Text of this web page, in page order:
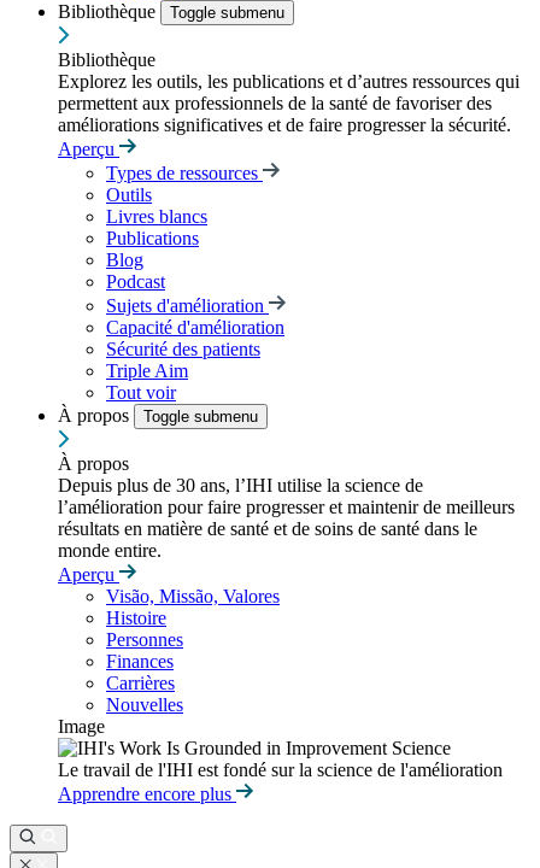
Bibliothèque
Toggle submenu
Bibliothèque
Explorez les outils, les publications et d’autres ressources qui
permettent aux professionnels de la santé de favoriser des
améliorations significatives et de faire progresser la sécurité.
Aperçu
Types de ressources
Outils
Livres blancs
Publications
Blog
Podcast
Sujets d'amélioration
Capacité d'amélioration
Sécurité des patients
Triple Aim
Tout voir
À propos
Toggle submenu
À propos
Depuis plus de 30 ans, l’IHI utilise la science de
l’amélioration pour faire progresser et maintenir de meilleurs
résultats en matière de santé et de soins de santé dans le
monde entire.
Aperçu
Visão, Missão, Valores
Histoire
Personnes
Finances
Carrières
Nouvelles
Image
Le travail de l'IHI est fondé sur la science de l'amélioration
Apprendre encore plus